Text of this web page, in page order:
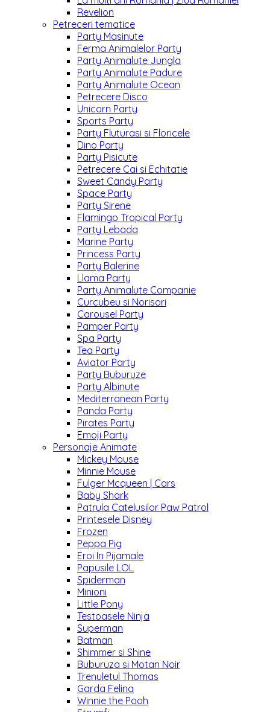
Revelion
Petreceri tematice
Party Masinute
Ferma Animalelor Party
Party Animalute Jungla
Party Animalute Padure
Party Animalute Ocean
Petrecere Disco
Unicorn Party
Sports Party
Party Fluturasi si Floricele
Dino Party
Party Pisicute
Petrecere Cai si Echitatie
Sweet Candy Party
Space Party
Party Sirene
Flamingo Tropical Party
Party Lebada
Marine Party
Princess Party
Party Balerine
Llama Party
Party Animalute Companie
Curcubeu si Norisori
Carousel Party
Pamper Party
Spa Party
Tea Party
Aviator Party
Party Buburuze
Party Albinute
Mediterranean Party
Panda Party
Pirates Party
Emoji Party
Personaje Animate
Mickey Mouse
Minnie Mouse
Fulger Mcqueen | Cars
Baby Shark
Patrula Catelusilor Paw Patrol
Printesele Disney
Frozen
Peppa Pig
Eroi In Pijamale
Papusile LOL
Spiderman
Minioni
Little Pony
Testoasele Ninja
Superman
Batman
Shimmer si Shine
Buburuza si Motan Noir
Trenuletul Thomas
Garda Felina
Winnie the Pooh